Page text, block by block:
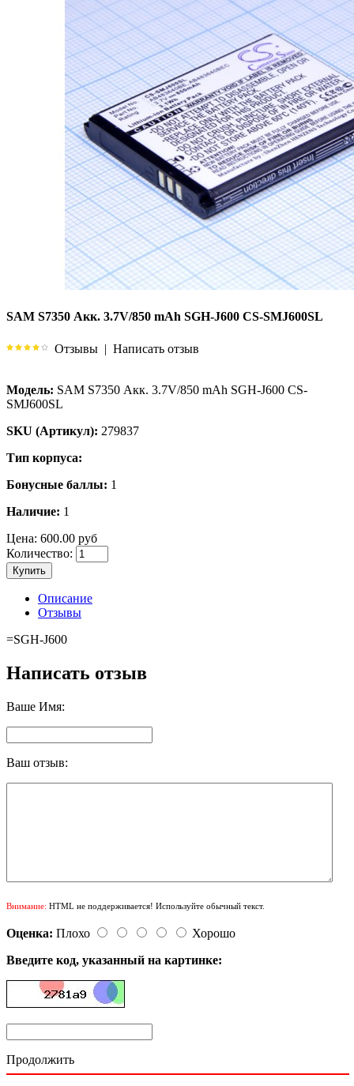
SAM S7350 Акк. 3.7V/850 mAh SGH-J600 CS-SMJ600SL
Отзывы | Написать отзыв
Модель: SAM S7350 Акк. 3.7V/850 mAh SGH-J600 CS-
SMJ600SL
SKU (Артикул): 279837
Тип корпуса:
Бонусные баллы: 1
Наличие: 1
Цена: 600.00 руб
Количество:
Купить
Описание
Отзывы
=SGH-J600
Написать отзыв
Ваше Имя:
Ваш отзыв:
Внимание: HTML не поддерживается! Используйте обычный текст.
Оценка: Плохо
Хорошо
Введите код, указанный на картинке:
Продолжить